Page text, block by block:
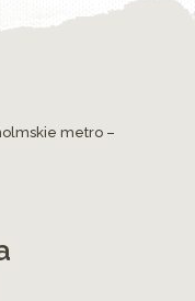
metro –